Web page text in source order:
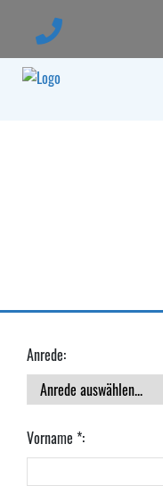
Anrede:
Vorname *: